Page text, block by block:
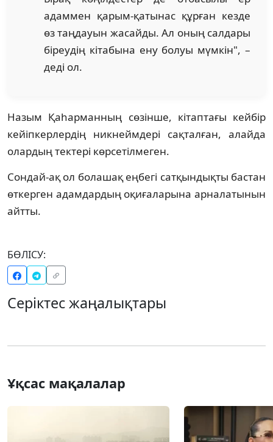
адаммен қарым-қатынас құрған кезде
өз таңдауын жасайды. Ал оның салдары
біреудің кітабына ену болуы мүмкін", –
деді ол.
Назым Қаһарманның сөзінше, кітаптағы кейбір
кейіпкерлердің никнеймдері сақталған, алайда
олардың тектері көрсетілмеген.
Сондай-ақ ол болашақ еңбегі сатқындықты бастан
өткерген адамдардың оқиғаларына арналатынын
айтты.
БӨЛІСУ:
Серіктес жаңалықтары
Ұқсас мақалалар